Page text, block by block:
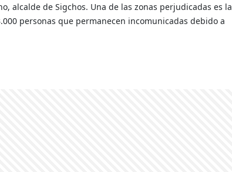
alcalde de Sigchos. Una de las zonas perjudicadas es la
personas que permanecen incomunicadas debido a